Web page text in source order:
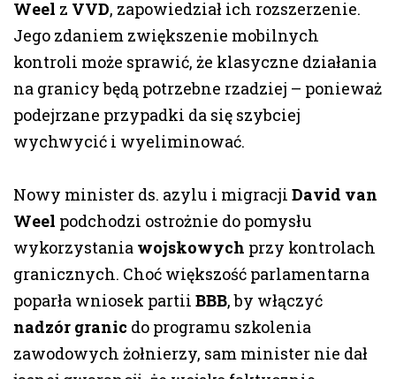
Weel z VVD, zapowiedział ich rozszerzenie.
Jego zdaniem zwiększenie mobilnych
kontroli może sprawić, że klasyczne działania
na granicy będą potrzebne rzadziej – ponieważ
podejrzane przypadki da się szybciej
wychwycić i wyeliminować.
Nowy minister ds. azylu i migracji David van
Weel podchodzi ostrożnie do pomysłu
wykorzystania wojskowych przy kontrolach
granicznych. Choć większość parlamentarna
poparła wniosek partii BBB, by włączyć
nadzór granic do programu szkolenia
zawodowych żołnierzy, sam minister nie dał